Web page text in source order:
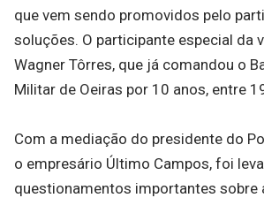
que vem sendo promovidos pelo
soluções. O participante especial da
Wagner Tôrres, que já comandou o
Militar de Oeiras por 10 anos, entre
Com a mediação do presidente do
o empresário Último Campos, foi
questionamentos importantes sobre